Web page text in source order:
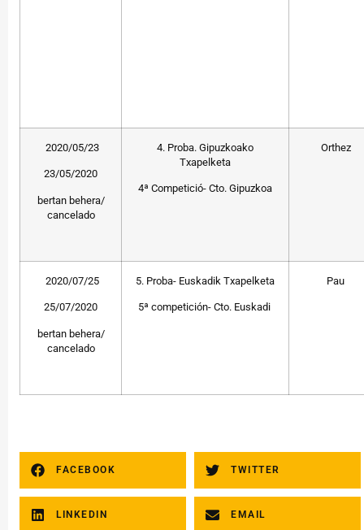
2020/05/23
23/05/2020
bertan behera/
cancelado
4. Proba. Gipuzkoako
Txapelketa
4ª Competició- Cto. Gipuzkoa
Orthez
2020/07/25
25/07/2020
bertan behera/
cancelado
5. Proba- Euskadik Txapelketa
5ª competición- Cto. Euskadi
Pau
FACEBOOK TWITTER
LINKEDIN EMAIL